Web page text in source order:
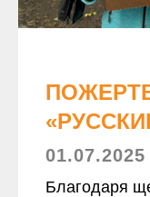
01.07.2025
Благодаря